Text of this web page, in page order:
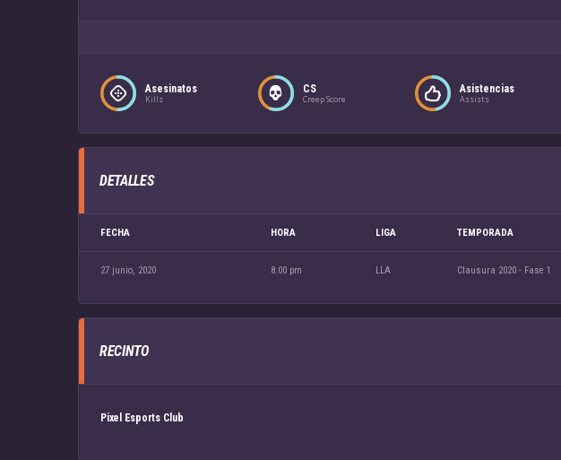
Asesinatos
Kills
CS
Creep Score
Asistencias
Assists
DETALLES
FECHA HORA LIGA TEMPORADA
27 junio, 2020 8:00 pm LLA Clausura 2020 - Fase 1
RECINTO
Pixel Esports Club